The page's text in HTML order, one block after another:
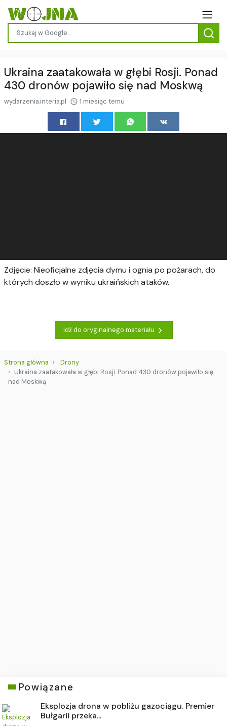
Ukraina zaatakowała w głębi Rosji. Ponad
430 dronów pojawiło się nad Moskwą
wydarzenia.interia.pl 1 miesiąc temu
Zdjęcie: Nieoficjalne zdjęcia dymu i ognia po pożarach, do
których doszło w wyniku ukraińskich ataków.
Idź do oryginalnego materiału
Strona główna
Drony
Ukraina zaatakowała w głębi Rosji. Ponad 430 dronów pojawiło się
nad Moskwą
Powiązane
Eksplozja drona w pobliżu gazociągu. Premier
Bułgarii przeka...